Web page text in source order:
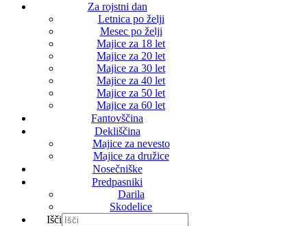
Za rojstni dan
Letnica po želji
Mesec po želji
Majice za 18 let
Majice za 20 let
Majice za 30 let
Majice za 40 let
Majice za 50 let
Majice za 60 let
Fantovščina
Dekliščina
Majice za nevesto
Majice za družice
Nosečniške
Predpasniki
Darila
Skodelice
Išči